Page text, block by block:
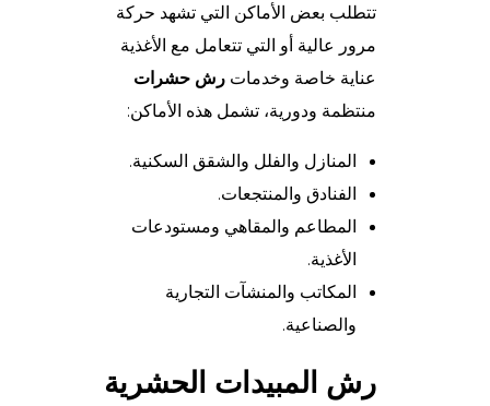
تتطلب بعض الأماكن التي تشهد حركة
مرور عالية أو التي تتعامل مع الأغذية
عناية خاصة وخدماترش حشرات
منتظمة ودورية، تشمل هذه الأماكن:
المنازل والفلل والشقق السكنية.
الفنادق والمنتجعات.
المطاعم والمقاهي ومستودعات
الأغذية.
المكاتب والمنشآت التجارية
والصناعية.
رش المبيدات الحشرية